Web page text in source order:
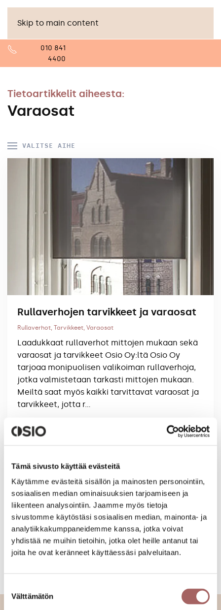
Tämä sivusto käyttää evästeitä
Käytämme evästeitä sisällön ja mainosten personointiin,
sosiaalisen median ominaisuuksien tarjoamiseen ja
liikenteen analysointiin. Jaamme myös tietoja
sivustomme käytöstäsi sosiaalisen median, mainonta- ja
analytiikkakumppaneidemme kanssa, jotka voivat
yhdistää ne muihin tietoihin, jotka olet heille antanut tai
joita he ovat keränneet käyttäessäsi palveluitaan.
valinta
Välttämätön
Skip to main content
010 841
4400
Tietoartikkelit aiheesta:
Varaosat
VALITSE AIHE
Rullaverhojen tarvikkeet ja varaosat
Rullaverhot, Tarvikkeet, Varaosat
Laadukkaat rullaverhot mittojen mukaan sekä
varaosat ja tarvikkeet Osio Oy:ltä Osio Oy
tarjoaa monipuolisen valikoiman rullaverhoja,
jotka valmistetaan tarkasti mittojen mukaan.
Meiltä saat myös kaikki tarvittavat varaosat ja
tarvikkeet, jotta r…
Lue artikkeli
Puusälekaihtimet
Moottoroidut sälekaihtimet
Vekkikaihtimet
Parvekekaihtimet
Terassikaihtimet
Kattokaihtimet
Rullaverhot
Pimentävät rullaverhot
Screen-rullaverhot
Moottoroidut verhokiskot
Taulukiskot
Suihkuverhokiskot
Ikkunamarkiisit
Terassimarkiisit
Liiketilojen markiisit
Markiisikankaat
Liukuovikisko
Liukuovet